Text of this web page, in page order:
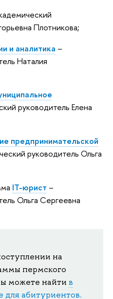
Плотникова;
и аналитика –
Наталия
руководитель Елена
предпринимательской
руководитель Ольга
IT-юрист –
Ольга Сергеевна
на
пермского
можете найти в
для абитуриентов.